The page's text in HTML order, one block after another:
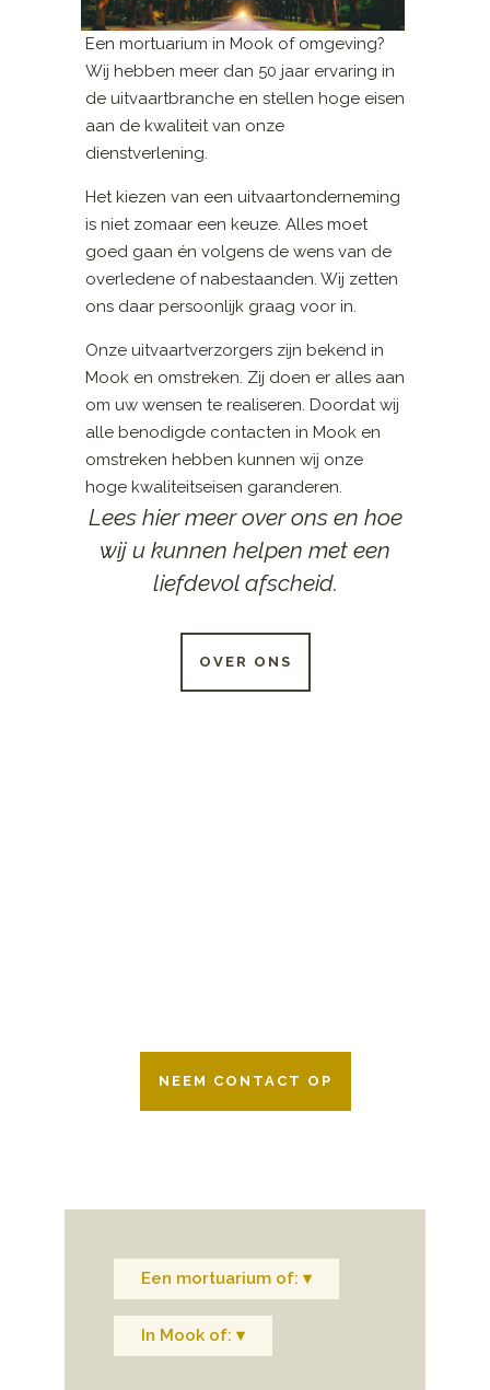
Een mortuarium in Mook of omgeving?
Wij hebben meer dan 50 jaar ervaring in
de uitvaartbranche en stellen hoge eisen
aan de kwaliteit van onze
dienstverlening.
Het kiezen van een uitvaartonderneming
is niet zomaar een keuze. Alles moet
goed gaan én volgens de wens van de
overledene of nabestaanden. Wij zetten
ons daar persoonlijk graag voor in.
Onze uitvaartverzorgers zijn bekend in
Mook en omstreken. Zij doen er alles aan
om uw wensen te realiseren. Doordat wij
alle benodigde contacten in Mook en
omstreken hebben kunnen wij onze
hoge kwaliteitseisen garanderen.
Lees hier meer over ons en hoe
wij u kunnen helpen met een
liefdevol afscheid.
OVER ONS
NEEM CONTACT OP
Een mortuarium of: ▾
In Mook of: ▾